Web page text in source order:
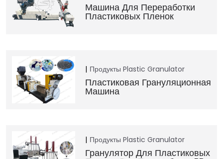
Машина Для Переработки
Пластиковых Пленок
Продукты Plastic Granulator
Пластиковая Грануляционная
Машина
Продукты Plastic Granulator
Гранулятор Для Пластиковых